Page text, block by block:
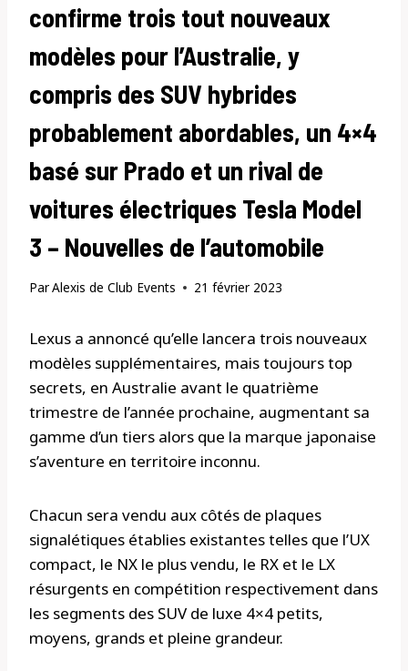
confirme trois tout nouveaux
modèles pour l’Australie, y
compris des SUV hybrides
probablement abordables, un 4×4
basé sur Prado et un rival de
voitures électriques Tesla Model
3 – Nouvelles de l’automobile
ParAlexis de Club Events 21 février 2023
Lexus a annoncé qu’elle lancera trois nouveaux
modèles supplémentaires, mais toujours top
secrets, en Australie avant le quatrième
trimestre de l’année prochaine, augmentant sa
gamme d’un tiers alors que la marque japonaise
s’aventure en territoire inconnu.
Chacun sera vendu aux côtés de plaques
signalétiques établies existantes telles que l’UX
compact, le NX le plus vendu, le RX et le LX
résurgents en compétition respectivement dans
les segments des SUV de luxe 4×4 petits,
moyens, grands et pleine grandeur.